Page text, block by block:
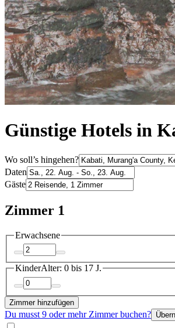
Günstige Hotels in
Wo soll’s hingehen?
Daten
Gäste
Zimmer 1
Erwachsene
KinderAlter: 0 bis 17 J.
Zimmer hinzufügen
Du musst 9 oder mehr Zimmer buchen?